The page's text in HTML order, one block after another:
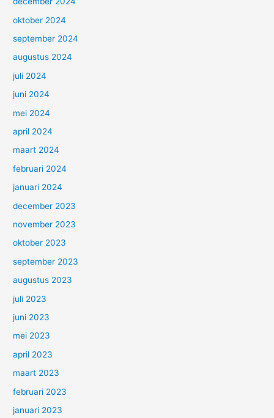
oktober 2024
september 2024
augustus 2024
juli 2024
juni 2024
mei 2024
april 2024
maart 2024
februari 2024
januari 2024
december 2023
november 2023
oktober 2023
september 2023
augustus 2023
juli 2023
juni 2023
mei 2023
april 2023
maart 2023
februari 2023
januari 2023